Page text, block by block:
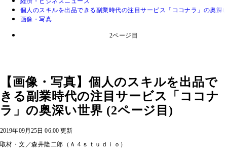
個人のスキルを出品できる副業時代の注目サービス「ココナラ」の奥深
画像・写真
2ページ目
【画像・写真】個人のスキルを出品で
きる副業時代の注目サービス「ココナ
ラ」の奥深い世界 (2ページ目)
2019年09月25日 06:00 更新
取材・文／森井隆二郎（Ａ４ｓｔｕｄｉｏ）